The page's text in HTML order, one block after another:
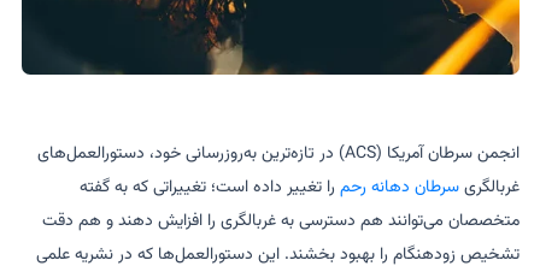
انجمن سرطان آمریکا (ACS) در تازه‌ترین به‌روزرسانی خود، دستورالعمل‌های
غربالگریسرطان دهانه رحم را تغییر داده است؛ تغییراتی که به گفته
متخصصان می‌توانند هم دسترسی به غربالگری را افزایش دهند و هم دقت
تشخیص زودهنگام را بهبود بخشند. این دستورالعمل‌ها که در نشریه علمی